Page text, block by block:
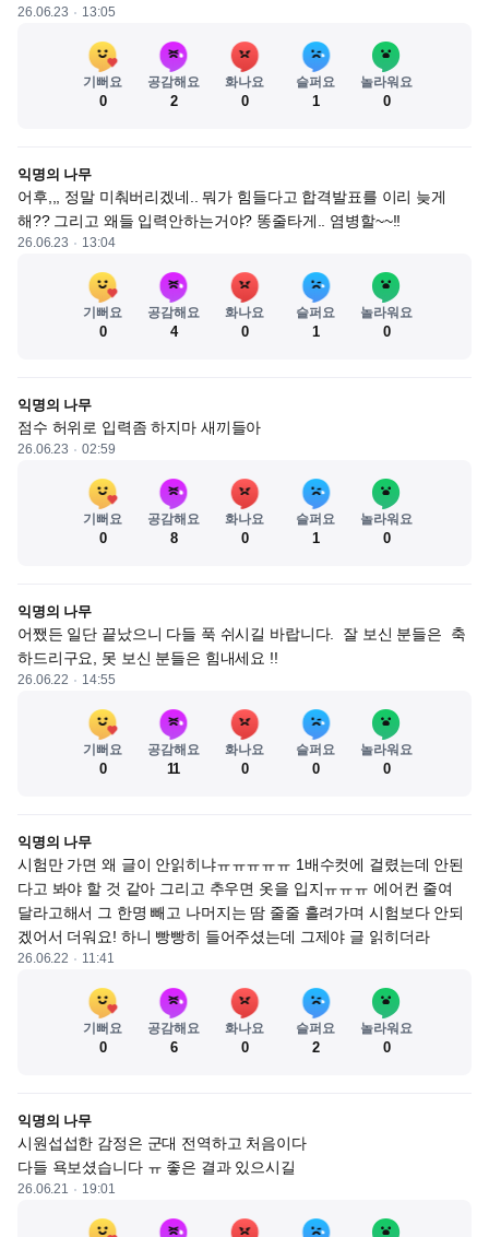
26.06.23 13:05
기뻐요
0
공감해요
2
화나요
0
슬퍼요
1
놀라워요
0
익명의 나무
어후,,, 정말 미춰버리겠네.. 뭐가 힘들다고 합격발표를 이리 늦게
해?? 그리고 왜들 입력안하는거야? 똥줄타게.. 염병할~~!!
26.06.23 13:04
기뻐요
0
공감해요
4
화나요
0
슬퍼요
1
놀라워요
0
익명의 나무
점수 허위로 입력좀 하지마 새끼들아
26.06.23 02:59
기뻐요
0
공감해요
8
화나요
0
슬퍼요
1
놀라워요
0
익명의 나무
어쨌든 일단 끝났으니 다들 푹 쉬시길 바랍니다.  잘 보신 분들은  축
하드리구요, 못 보신 분들은 힘내세요 !!
26.06.22 14:55
기뻐요
0
공감해요
11
화나요
0
슬퍼요
0
놀라워요
0
익명의 나무
시험만 가면 왜 글이 안읽히냐ㅠㅠㅠㅠㅠ 1배수컷에 걸렸는데 안된
다고 봐야 할 것 같아 그리고 추우면 옷을 입지ㅠㅠㅠ 에어컨 줄여
달라고해서 그 한명 빼고 나머지는 땀 줄줄 흘려가며 시험보다 안되
겠어서 더워요! 하니 빵빵히 들어주셨는데 그제야 글 읽히더라
26.06.22 11:41
기뻐요
0
공감해요
6
화나요
0
슬퍼요
2
놀라워요
0
익명의 나무
시원섭섭한 감정은 군대 전역하고 처음이다
다들 욕보셨습니다 ㅠ 좋은 결과 있으시길
26.06.21 19:01